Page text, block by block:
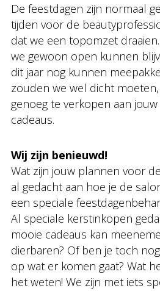
De feestdagen zijn normaal
tijden voor de
dat we een topomzet
we gewoon open kunnen
dit jaar nog kunnen
zouden we wel dicht
genoeg te verkopen aan
cadeaus.
Wij zijn benieuwd!
Wat zijn jouw plannen voor
al gedacht aan hoe je de
een speciale
Al speciale kerstinkopen
mooie cadeaus kan
dierbaren? Of ben je toch
op wat er komen gaat? Wat
het weten! We zijn met iets